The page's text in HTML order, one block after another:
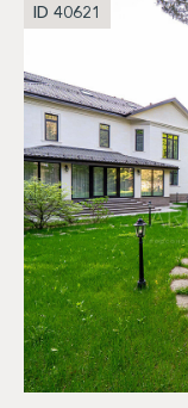
ID 40621